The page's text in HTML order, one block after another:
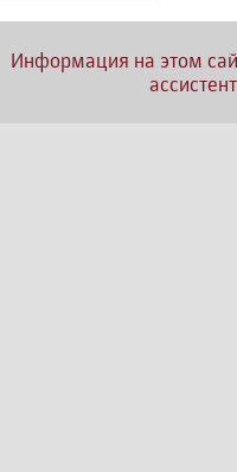
Информация на этом